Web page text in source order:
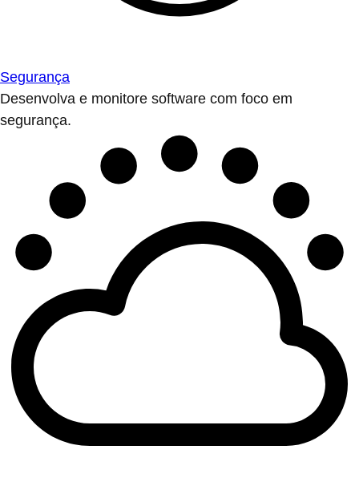
Segurança
Desenvolva e monitore software com foco em
segurança.